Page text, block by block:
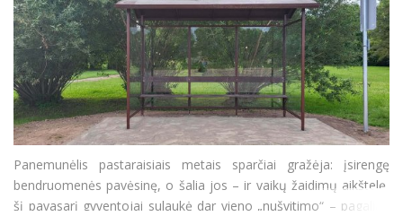
Panemunėlis pastaraisiais metais sparčiai gražėja: įsirengę
bendruomenės pavėsinę, o šalia jos – ir vaikų žaidimų aikštelę,
šį pavasarį gyventojai sulaukė dar vieno „nušvitimo“ – pagaliau